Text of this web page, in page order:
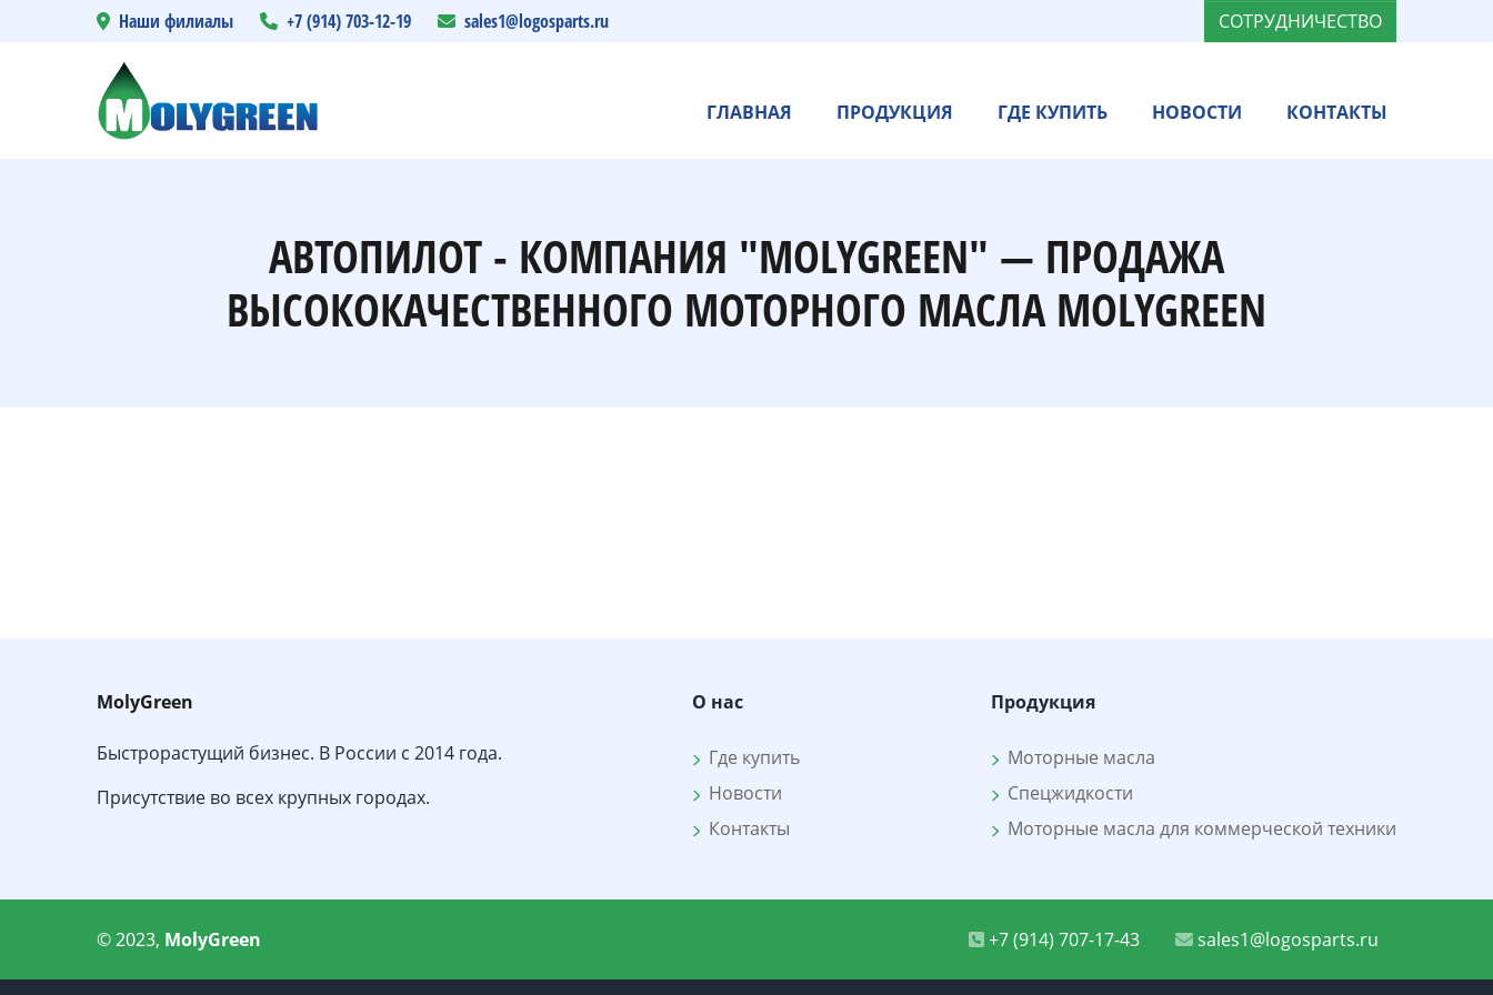
ГЛАВНАЯ ПРОДУКЦИЯ ГДЕ КУПИТЬ НОВОСТИ КОНТАКТЫ
Наши филиалы +7 (914) 703-12-19 sales1@logosparts.ru СОТРУДНИЧЕСТВО
АВТОПИЛОТ - КОМПАНИЯ "MOLYGREEN" — ПРОДАЖА
ВЫСОКОКАЧЕСТВЕННОГО МОТОРНОГО МАСЛА MOLYGREEN
MolyGreen
Быстрорастущий бизнес. В России с 2014 года.
Присутствие во всех крупных городах.
О нас
Где купить
Новости
Контакты
Продукция
Моторные масла
Спецжидкости
Моторные масла для коммерческой техники
© 2023, MolyGreen +7 (914) 707-17-43 sales1@logosparts.ru